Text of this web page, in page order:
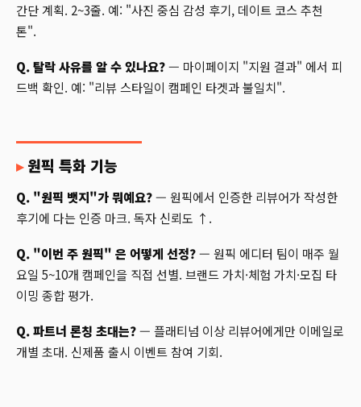
간단 계획. 2~3줄. 예: "사진 중심 감성 후기, 데이트 코스 추천
톤".
Q. 탈락 사유를 알 수 있나요?— 마이페이지 "지원 결과" 에서 피
드백 확인. 예: "리뷰 스타일이 캠페인 타겟과 불일치".
원픽 특화 기능
Q. "원픽 뱃지"가 뭐예요?— 원픽에서 인증한 리뷰어가 작성한
후기에 다는 인증 마크. 독자 신뢰도 ↑.
Q. "이번 주 원픽" 은 어떻게 선정?— 원픽 에디터 팀이 매주 월
요일 5~10개 캠페인을 직접 선별. 브랜드 가치·체험 가치·모집 타
이밍 종합 평가.
Q. 파트너 론칭 초대는?— 플래티넘 이상 리뷰어에게만 이메일로
개별 초대. 신제품 출시 이벤트 참여 기회.